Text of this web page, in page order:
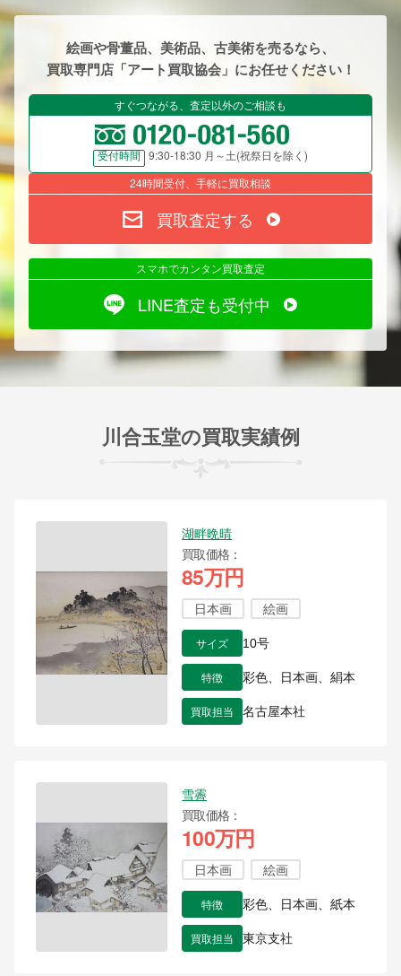
絵画や骨董品、美術品、古美術を売るなら、
買取専門店「アート買取協会」にお任せください！
すぐつながる、査定以外のご相談も
受付時間
9:30-18:30 月～土(祝祭日を除く)
24時間受付、手軽に買取相談
買取査定する
スマホでカンタン買取査定
LINE査定も受付中
川合玉堂の買取実績例
湖畔晩晴
買取価格
85万円
日本画 絵画
サイズ 10号
特徴 彩色、日本画、絹本
買取担当 名古屋本社
雪霽
買取価格
100万円
日本画 絵画
特徴 彩色、日本画、紙本
買取担当 東京支社